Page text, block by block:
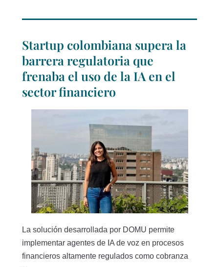
Startup colombiana supera la
barrera regulatoria que
frenaba el uso de la IA en el
sector financiero
La solución desarrollada por DOMU permite
implementar agentes de IA de voz en procesos
financieros altamente regulados como cobranza